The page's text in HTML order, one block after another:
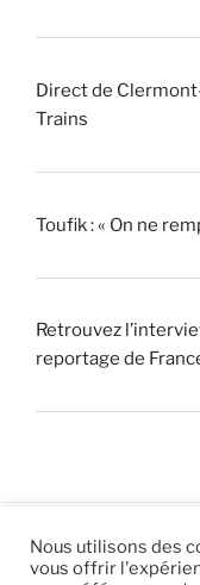
Direct de
Trains
Toufik : « On ne
Retrouvez
reportage de
Nous utilisons des
vous offrir